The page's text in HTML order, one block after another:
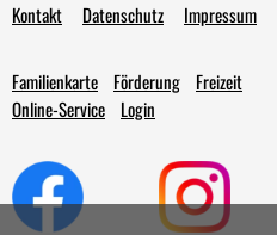
Kontakt Datenschutz Impressum
Familienkarte Förderung
Freizeit
Online-Service
Login